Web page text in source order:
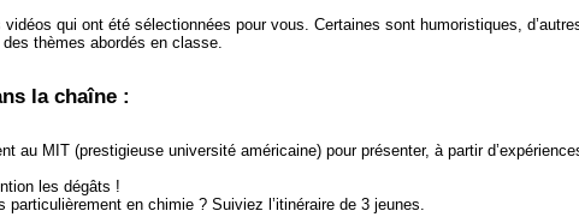
qui ont été sélectionnées pour vous. Certaines sont humoristiques,
thèmes abordés en classe.
la chaîne :
au MIT (prestigieuse université américaine) pour présenter, à partir
les dégâts !
en chimie ? Suiviez l’itinéraire de 3 jeunes.